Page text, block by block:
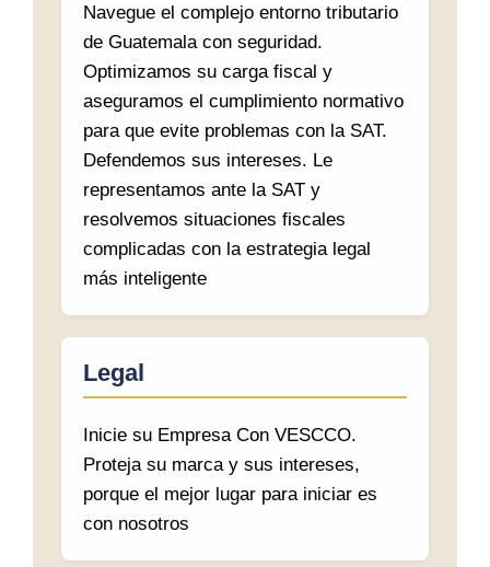
Navegue el complejo entorno tributario
de Guatemala con seguridad.
Optimizamos su carga fiscal y
aseguramos el cumplimiento normativo
para que evite problemas con la SAT.
Defendemos sus intereses. Le
representamos ante la SAT y
resolvemos situaciones fiscales
complicadas con la estrategia legal
más inteligente
Legal
Inicie su Empresa Con VESCCO.
Proteja su marca y sus intereses,
porque el mejor lugar para iniciar es
con nosotros